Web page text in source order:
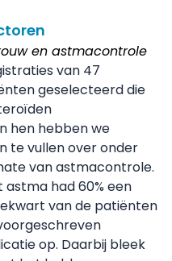
en astmacontrole
van 47
geselecteerd die
hen hebben we
te vullen over onder
van astmacontrole.
had 60% een
van de patiënten
op. Daarbij bleek